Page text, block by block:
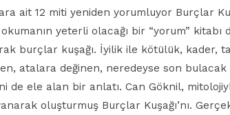
ait 12 miti yeniden yorumluyor Burçlar
yeterli olacağı bir “yorum”
burçlar kuşağı. İyilik ile kötülük, kader,
atalara değinen, neredeyse son bulacak
de ele alan bir anlatı. Can Göknil,
oluşturmuş Burçlar Kuşağı’nı.